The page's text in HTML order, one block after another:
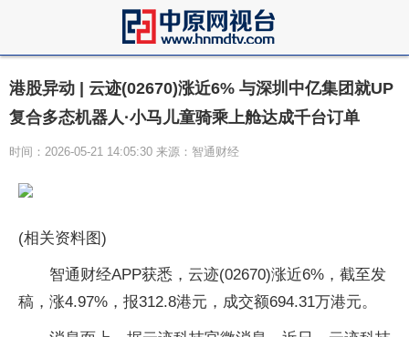
港股异动 | 云迹(02670)涨近6% 与深圳中亿集团就UP
复合多态机器人·小马儿童骑乘上舱达成千台订单
时间：2026-05-21 14:05:30 来源：智通财经
(相关资料图)
智通财经APP获悉，云迹(02670)涨近6%，截至发
稿，涨4.97%，报312.8港元，成交额694.31万港元。